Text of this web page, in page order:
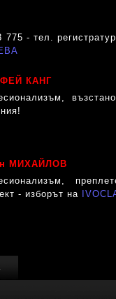
775 - тел.
ФЕЙ КАНГ
МИХАЙЛОВ
- изборът на